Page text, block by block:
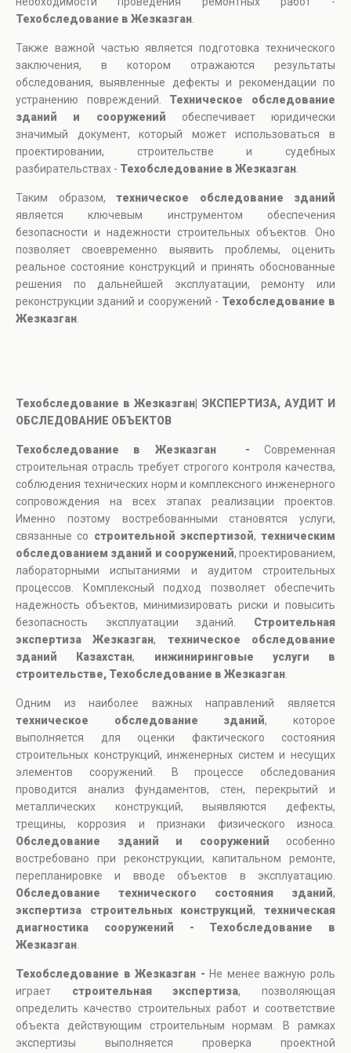
Техобследование в Жезказган
Также важной частью является подготовка технического
заключения, в котором отражаются результаты
обследования, выявленные дефекты и рекомендации по
устранению повреждений. Техническое обследование
зданий и сооружений обеспечивает юридически
значимый документ, который может использоваться в
проектировании, строительстве и судебных
разбирательствах - Техобследование в Жезказган
Таким образом, техническое обследование зданий
является ключевым инструментом обеспечения
безопасности и надежности строительных объектов. Оно
позволяет своевременно выявить проблемы, оценить
реальное состояние конструкций и принять обоснованные
решения по дальнейшей эксплуатации, ремонту или
реконструкции зданий и сооружений - Техобследование в
Жезказган
Техобследование в Жезказган| ЭКСПЕРТИЗА, АУДИТ И
ОБСЛЕДОВАНИЕ ОБЪЕКТОВ
Техобследование в Жезказган - Современная
строительная отрасль требует строгого контроля качества,
соблюдения технических норм и комплексного инженерного
сопровождения на всех этапах реализации проектов.
Именно поэтому востребованными становятся услуги,
связанные со строительной экспертизой, техническим
обследованием зданий и сооружений, проектированием,
лабораторными испытаниями и аудитом строительных
процессов. Комплексный подход позволяет обеспечить
надежность объектов, минимизировать риски и повысить
безопасность эксплуатации зданий. Строительная
экспертиза Жезказган, техническое обследование
зданий Казахстан, инжиниринговые услуги в
строительстве, Техобследование в Жезказган
Одним из наиболее важных направлений является
техническое обследование зданий, которое
выполняется для оценки фактического состояния
строительных конструкций, инженерных систем и несущих
элементов сооружений. В процессе обследования
проводится анализ фундаментов, стен, перекрытий и
металлических конструкций, выявляются дефекты,
трещины, коррозия и признаки физического износа.
Обследование зданий и сооружений особенно
востребовано при реконструкции, капитальном ремонте,
перепланировке и вводе объектов в эксплуатацию.
Обследование технического состояния зданий,
экспертиза строительных конструкций,техническая
диагностика сооружений - Техобследование в
Жезказган
Техобследование в Жезказган - Не менее важную роль
играет строительная экспертиза, позволяющая
определить качество строительных работ и соответствие
объекта действующим строительным нормам. В рамках
экспертизы выполняется проверка проектной